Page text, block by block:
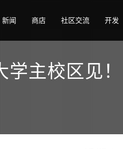
新闻 商店 社区交流 开发
学主校区见！